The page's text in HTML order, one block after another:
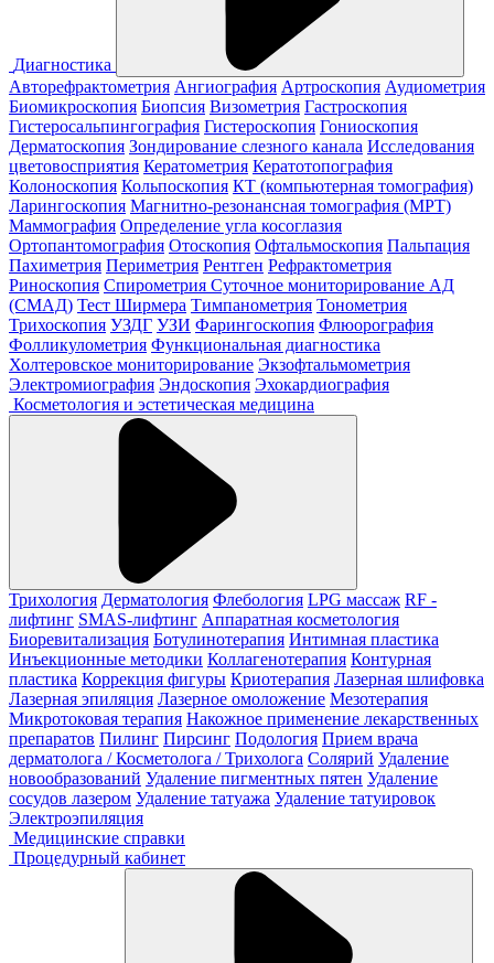
Диагностика
Авторефрактометрия Ангиография Артроскопия Аудиометрия
Биомикроскопия Биопсия Визометрия Гастроскопия
Гистеросальпингография Гистероскопия Гониоскопия
Дерматоскопия Зондирование слезного канала Исследования
цветовосприятия Кератометрия Кератотопография
Колоноскопия Кольпоскопия КТ (компьютерная томография)
Ларингоскопия Магнитно-резонансная томография (МРТ)
Маммография Определение угла косоглазия
Ортопантомография Отоскопия Офтальмоскопия Пальпация
Пахиметрия Периметрия Рентген Рефрактометрия
Риноскопия Спирометрия Суточное мониторирование АД
(СМАД) Тест Ширмера Тимпанометрия Тонометрия
Трихоскопия УЗДГ УЗИ Фарингоскопия Флюорография
Фолликулометрия Функциональная диагностика
Холтеровское мониторирование Экзофтальмометрия
Электромиография Эндоскопия Эхокардиография
Косметология и эстетическая медицина
Трихология Дерматология Флебология LPG массаж RF -
лифтинг SMAS-лифтинг Аппаратная косметология
Биоревитализация Ботулинотерапия Интимная пластика
Инъекционные методики Коллагенотерапия Контурная
пластика Коррекция фигуры Криотерапия Лазерная шлифовка
Лазерная эпиляция Лазерное омоложение Мезотерапия
Микротоковая терапия Накожное применение лекарственных
препаратов Пилинг Пирсинг Подология Прием врача
дерматолога / Косметолога / Трихолога Солярий Удаление
новообразований Удаление пигментных пятен Удаление
сосудов лазером Удаление татуажа Удаление татуировок
Электроэпиляция
Медицинские справки
Процедурный кабинет